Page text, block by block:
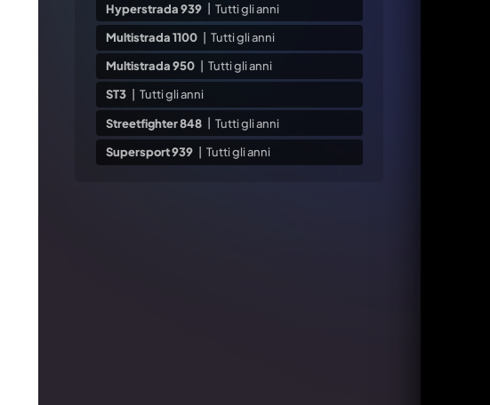
Hyperstrada 939 Tutti gli anni
Multistrada 1100 | Tutti gli anni
Multistrada 950 Tutti gli anni
ST3 Tutti gli anni
Streetfighter 848 Tutti gli anni
Supersport 939 | Tutti gli anni